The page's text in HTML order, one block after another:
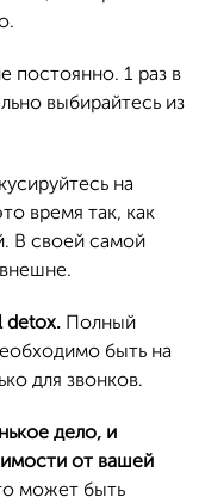
постоянно. 1 раз в
выбирайтесь из
на
время так, как
В своей самой
detox. Полный
быть на
для звонков.
дело, и
от вашей
может быть